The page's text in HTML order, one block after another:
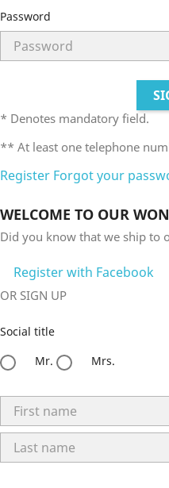
Password
* Denotes mandatory field.
** At least one telephone
Register Forgot your
WELCOME TO OUR
Did you know that we ship to
Register with Facebook
OR SIGN UP
Social title
Mr.
Mrs.